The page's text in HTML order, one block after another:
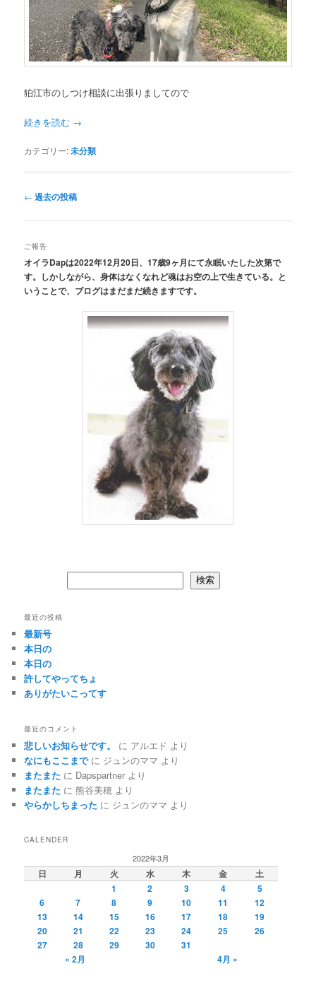
狛江市のしつけ相談に出張りましてので
続きを読む →
カテゴリー:未分類
投
ナ
ー
シ
ョ
← 過去の投稿
ご報告
オイラDapは2022年12月20日、17歳9ヶ月にて永眠いたした次第で
す。しかしながら、身体はなくなれど魂はお空の上で生きている。と
いうことで、ブログはまだまだ続きますです。
検索
最近の投稿
最新号
本日の
本日の
許してやってちょ
ありがたいこってす
最近のコメント
悲しいお知らせです。 に アルエド より
なにもここまでに ジュンのママ より
またまた に Dapspartner より
またまた に 熊谷美穂 より
やらかしちまった に ジュンのママ より
CALENDER
2022年3月
日 月 火 水 木 金
土
1
2 3 4
5
6
7 8 9 10 11
12
13
14 15 16 17 18
19
20
21 22 23 24 25
26
27
28 29 30
31
« 2月
4月 »